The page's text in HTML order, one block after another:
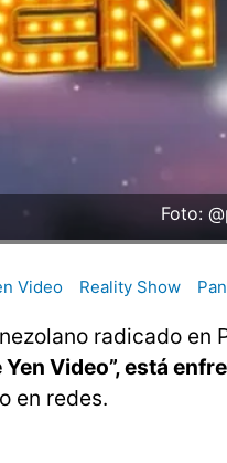
Foto:
Video Reality Show
radicado en
Video”, está
en redes.